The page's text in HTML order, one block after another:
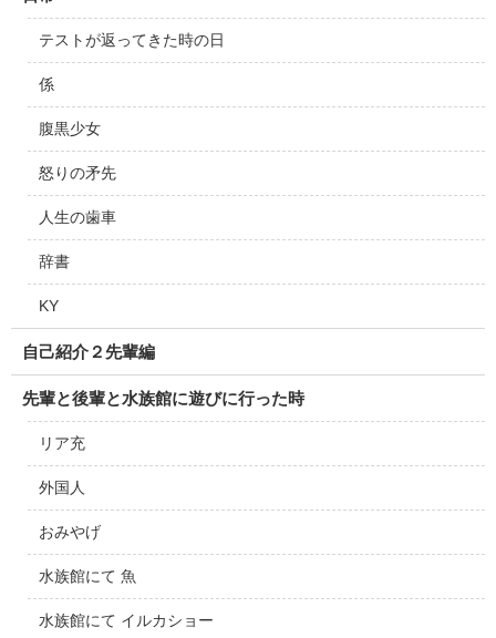
テストが返ってきた時の日
係
腹黒少女
怒りの矛先
人生の歯車
辞書
KY
自己紹介２先輩編
先輩と後輩と水族館に遊びに行った時
リア充
外国人
おみやげ
水族館にて 魚
水族館にて イルカショー